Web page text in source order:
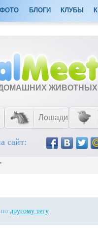
ФОТО БЛОГИ КЛУБЫ
ЖИВОТНЫХ
Лошади
сайт:
другому тегу